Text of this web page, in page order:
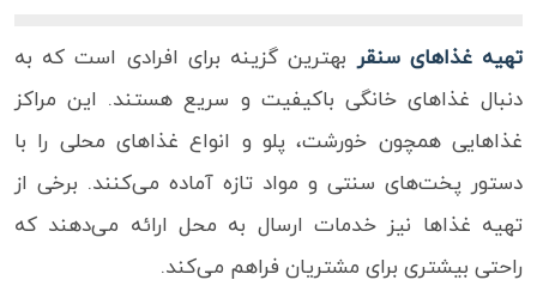
ما
تهیه غذاهای سنقر بهترین گزینه برای افرادی است که به
دنبال غذاهای خانگی باکیفیت و سریع هستند. این مراکز
غذاهایی همچون خورشت، پلو و انواع غذاهای محلی را با
دستور پخت‌های سنتی و مواد تازه آماده می‌کنند. برخی از
تهیه غذاها نیز خدمات ارسال به محل ارائه می‌دهند که
راحتی بیشتری برای مشتریان فراهم می‌کند.